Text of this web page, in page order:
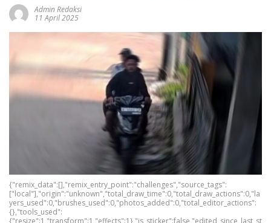
Admin Redaksi
11 April 2025
{"remix_data":[],"remix_entry_point":"challenges","source_tags":
["local"],"origin":"unknown","total_draw_time":0,"total_draw_actions":0,"la
yers_used":0,"brushes_used":0,"photos_added":0,"total_editor_actions":
{},"tools_used":